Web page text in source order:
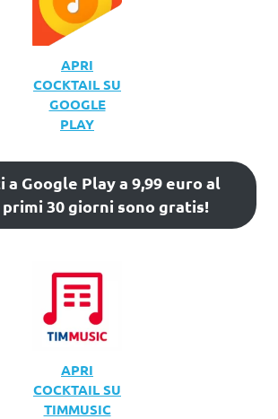
APRI
COCKTAIL SU
GOOGLE
PLAY
a Google Play a 9,99 euro al
primi 30 giorni sono gratis!
APRI
COCKTAIL SU
TIMMUSIC